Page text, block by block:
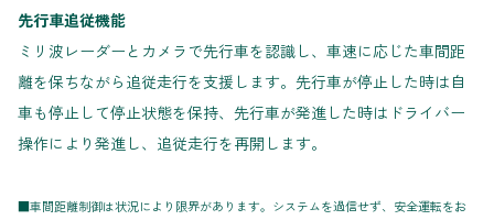
先行車追従機能
ミリ波レーダーとカメラで先行車を認識し、車速に応じた車間距
離を保ちながら追従走行を支援します。先行車が停止した時は自
車も停止して停止状態を保持、先行車が発進した時はドライバー
操作により発進し、追従走行を再開します。
■車間距離制御は状況により限界があります。システムを過信せず、安全運転をお